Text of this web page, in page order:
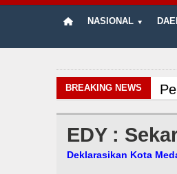
NASIONAL
BREAKING NEWS
EDY :
Deklarasikan Kota